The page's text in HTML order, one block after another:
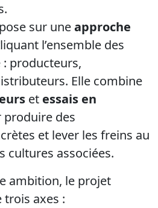
sur uneapproche
l’ensemble des
producteurs,
Elle combine
et essais en
produire des
et lever les freins au
cultures associées.
ambition, le projet
trois axes :